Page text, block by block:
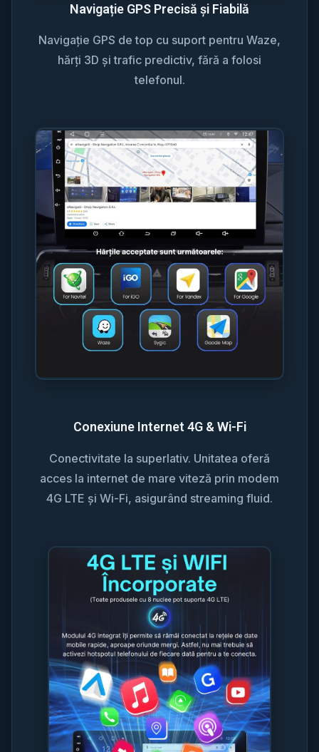
Navigație GPS Precisă și Fiabilă
Navigație GPS de top cu suport pentru Waze,
hărți 3D și trafic predictiv, fără a folosi
telefonul.
Conexiune Internet 4G & Wi-Fi
Conectivitate la superlativ. Unitatea oferă
acces la internet de mare viteză prin modem
4G LTE și Wi-Fi, asigurând streaming fluid.